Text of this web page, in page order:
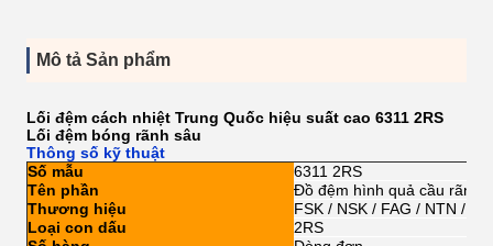
Mô tả Sản phẩm
Lối đệm cách nhiệt Trung Quốc hiệu suất cao 6311 2RS
Lối đệm bóng rãnh sâu
Thông số kỹ thuật
Số mẫu
6311 2RS
Tên phần
Đồ đệm hình quả cầu rãnh
Thương hiệu
FSK / NSK / FAG / NTN /
Loại con dấu
2RS